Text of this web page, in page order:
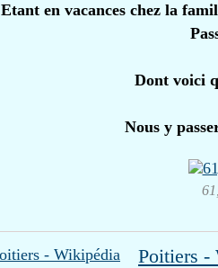
Etant en vacances chez la
Dont voici
Nous y
Poitiers -